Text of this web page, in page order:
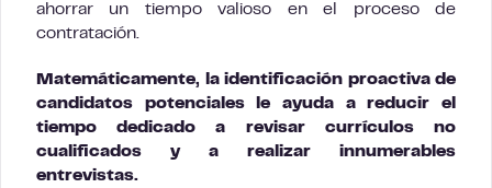
ahorrar un tiempo valioso en el proceso de
contratación.
Matemáticamente, la identificación proactiva de
candidatos potenciales le ayuda a reducir el
tiempo dedicado a revisar currículos no
cualificados y a realizar innumerables
entrevistas.